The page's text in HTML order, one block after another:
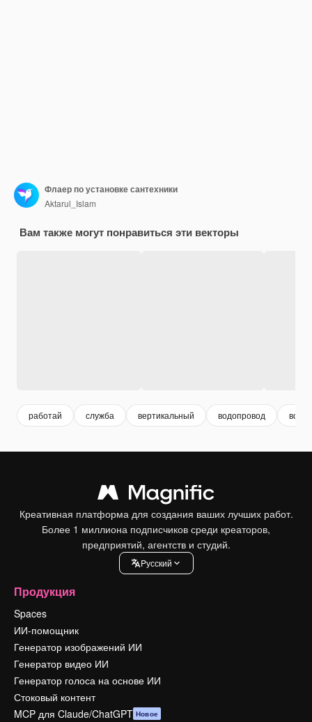
Флаер по установке сантехники
Aktarul_Islam
Вам также могут понравиться эти векторы
работай служба вертикальный водопровод
Креативная платформа для создания ваших лучших работ.
Более 1 миллиона подписчиков среди креаторов,
предприятий, агентств и студий.
Pусский
Продукция
Spaces
ИИ-помощник
Генератор изображений ИИ
Генератор видео ИИ
Генератор голоса на основе ИИ
Стоковый контент
MCP для Claude/ChatGPT Новое